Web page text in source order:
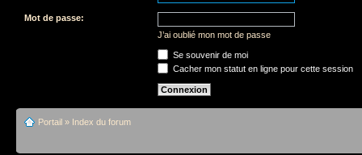
Mot de passe:
J’ai oublié mon mot de passe
Se souvenir de moi
Cacher mon statut en ligne pour cette session
Portail » Index du forum